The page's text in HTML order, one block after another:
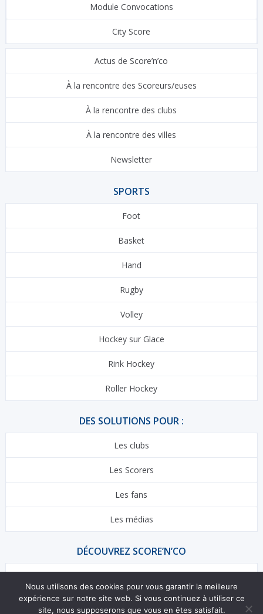
Module Convocations
City Score
Actus de Score’n’co
À la rencontre des Scoreurs/euses
À la rencontre des clubs
À la rencontre des villes
Newsletter
SPORTS
Foot
Basket
Hand
Rugby
Volley
Hockey sur Glace
Rink Hockey
Roller Hockey
DES SOLUTIONS POUR :
Les clubs
Les Scorers
Les fans
Les médias
DÉCOUVREZ SCORE’N’CO
Contact
Centre d’aide
Nous utilisons des cookies pour vous garantir la meilleure
expérience sur notre site web. Si vous continuez à utiliser ce
site, nous supposerons que vous en êtes satisfait.